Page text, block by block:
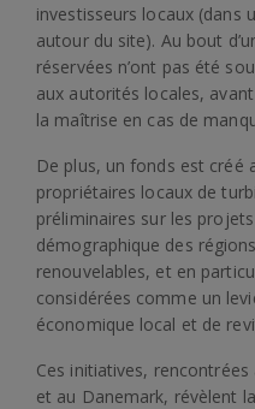
investisseurs locaux (dans
autour du site). Au bout
réservées n’ont pas été
aux autorités locales,
la maîtrise en cas de
De plus, un fonds est créé
propriétaires locaux de
préliminaires sur les
démographique des
renouvelables, et en
considérées comme un
économique local et de
Ces initiatives,
et au Danemark, révèlent